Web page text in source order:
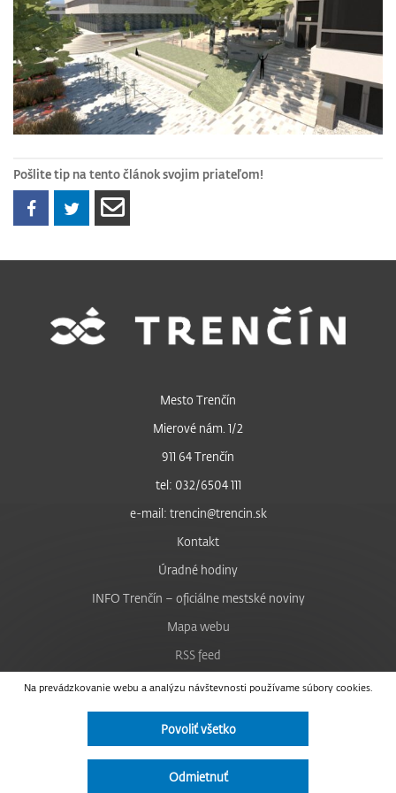
Pošlite tip na tento článok svojim priateľom!
Na prevádzkovanie webu a analýzu návštevnosti používame súbory cookies.
Povoliť všetko
Odmietnuť
Mesto Trenčín
Mierové nám. 1/2
911 64 Trenčín
tel: 032/6504 111
e-mail: trencin@trencin.sk
Kontakt
Úradné hodiny
INFO Trenčín – oficiálne mestské noviny
Mapa webu
RSS feed
Nastavenie cookies
Facebook
Instagram